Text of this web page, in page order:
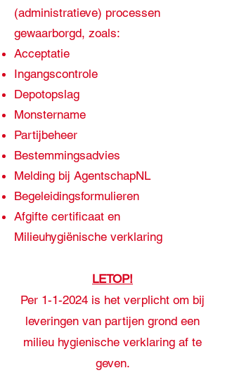
(administratieve) processen
gewaarborgd, zoals:
Acceptatie
Ingangscontrole
Depotopslag
Monstername
Partijbeheer
Bestemmingsadvies
Melding bij AgentschapNL
Begeleidingsformulieren
Afgifte certificaat en
Milieuhygiënische verklaring
LETOP!
Per 1-1-2024 is het verplicht om bij
leveringen van partijen grond een
milieu hygienische verklaring af te
geven.